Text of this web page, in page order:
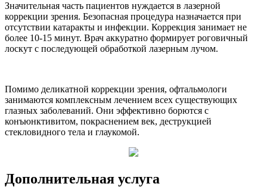
Значительная часть пациентов нуждается в лазерной
коррекции зрения. Безопасная процедура назначается при
отсутствии катаракты и инфекции. Коррекция занимает не
более 10-15 минут. Врач аккуратно формирует роговичный
лоскут с последующей обработкой лазерным лучом.
Помимо деликатной коррекции зрения, офтальмологи
занимаются комплексным лечением всех существующих
глазных заболеваний. Они эффективно борются с
конъюнктивитом, покраснением век, деструкцией
стекловидного тела и глаукомой.
Дополнительная услуга